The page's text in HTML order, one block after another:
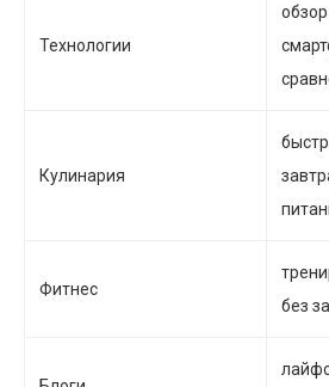
Технологии
Кулинария
Фитнес
без